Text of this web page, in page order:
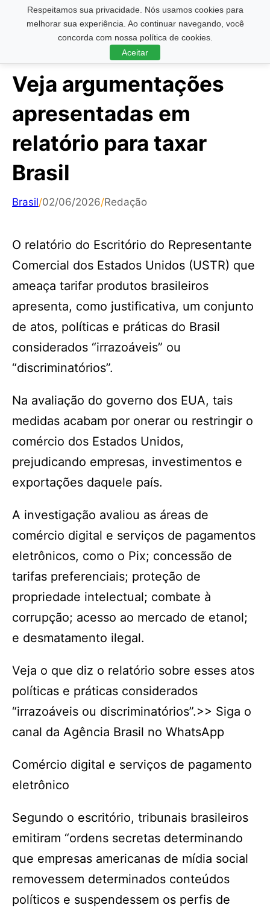
Respeitamos sua privacidade. Nós usamos cookies para
melhorar sua experiência. Ao continuar navegando, você
concorda com nossa política de cookies.
Aceitar
Pesquisar ...
Veja argumentações
apresentadas em
relatório para taxar
Brasil
Brasil/02/06/2026/Redação
O relatório do Escritório do Representante
Comercial dos Estados Unidos (USTR) que
ameaça tarifar produtos brasileiros
apresenta, como justificativa, um conjunto
de atos, políticas e práticas do Brasil
considerados “irrazoáveis” ou
“discriminatórios”.
Na avaliação do governo dos EUA, tais
medidas acabam por onerar ou restringir o
comércio dos Estados Unidos,
prejudicando empresas, investimentos e
exportações daquele país.
A investigação avaliou as áreas de
comércio digital e serviços de pagamentos
eletrônicos, como o Pix; concessão de
tarifas preferenciais; proteção de
propriedade intelectual; combate à
corrupção; acesso ao mercado de etanol;
e desmatamento ilegal.
Veja o que diz o relatório sobre esses atos
políticas e práticas considerados
“irrazoáveis ou discriminatórios”.>> Siga o
canal da Agência Brasil no WhatsApp
Comércio digital e serviços de pagamento
eletrônico
Segundo o escritório, tribunais brasileiros
emitiram “ordens secretas determinando
que empresas americanas de mídia social
removessem determinados conteúdos
políticos e suspendessem os perfis de